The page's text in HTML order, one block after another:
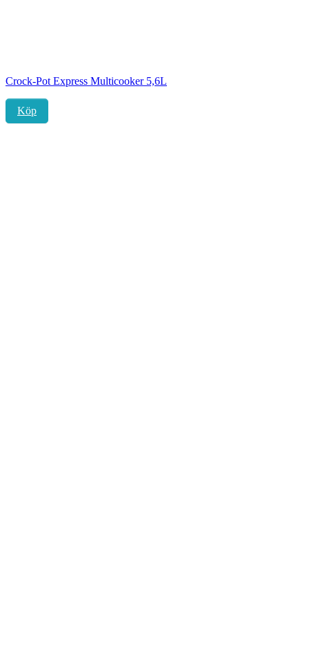
Crock-Pot Express Multicooker 5,6L
Köp